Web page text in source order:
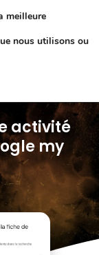
activité
my
meilleure
nous utilisons ou